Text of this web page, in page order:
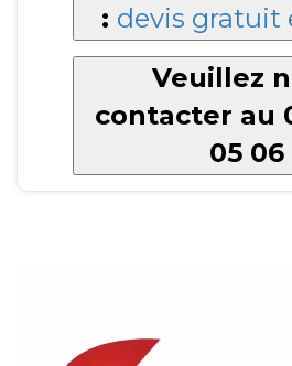
: devis gratuit
Veuillez
contacter au
05 06